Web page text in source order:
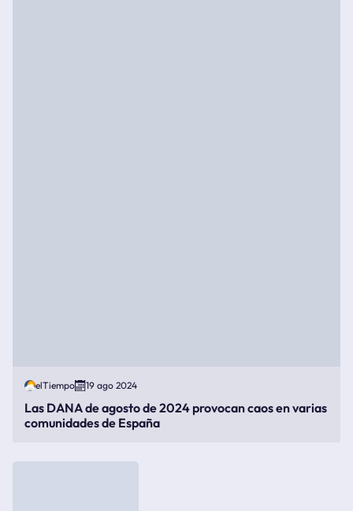
elTiempo 19 ago 2024
Las DANA de agosto de 2024 provocan caos en varias
comunidades de España